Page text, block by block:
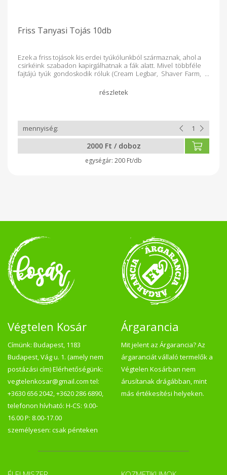
Friss Tanyasi Tojás 10db
Ezek a friss tojások kis erdei tyúkólunkból származnak, ahol a
csirkéink szabadon kapirgálhatnak a fák alatt. Mivel többféle
fajtájú tyúk gondoskodik róluk (Cream Legbar, Shaver Farm,
világoskéktől a mélyebb barnáig. Ízletes, tápanyagdús tojások,
ahogy a természet megalkotta!
2000 Ft / doboz
200 Ft/db
Végtelen Kosár
Címünk: Budapest, 1183
Budapest, Vág u. 1. (amely nem
postázási cím) Elérhetőségünk:
vegtelenkosar@gmail.com tel:
+3630 656 2042, +3620 286 6890,
telefonon hívható: H-CS: 9.00-
16.00 P: 8.00-17.00
személyesen: csak pénteken
Árgarancia
Mit jelent az Árgarancia? Az
árgaranciát vállaló termelők a
Végtelen Kosárban nem
árusítanak drágábban, mint
más értékesítési helyeken.